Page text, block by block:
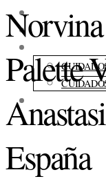
FRAGANCIAS
ACCESORIOS
Palette
España